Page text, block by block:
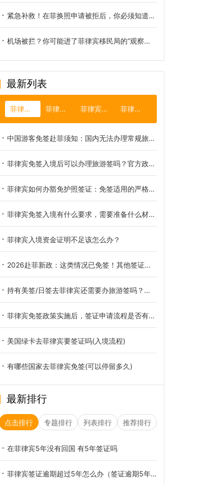
紧急补救！在菲换照申请被拒后，你必须知道的重新提交关键步骤
机场被拦？你可能进了菲律宾移民局的“观察名单”｜ALO预警全流程与自救指南
最新列表
菲律宾免签 菲律宾入籍 菲律宾碧瑶市 菲律宾面积
中国游客免签赴菲须知：国内无法办理常规旅游签缘由及实用替代方案
菲律宾免签入境后可以办理旅游签吗？官方政策完整解读
菲律宾如何办豁免护照签证：免签适用的严格边界
菲律宾免签入境有什么要求，需要准备什么材料吗？
菲律宾入境资金证明不足该怎么办？
2026赴菲新政：这类情况已免签！其他签证申请方式全面详解
持有美签/日签去菲律宾还需要办旅游签吗？详解免签条件与停留期
菲律宾免签政策实施后，签证申请流程是否有变化？
美国绿卡去菲律宾要签证吗(入境流程)
有哪些国家去菲律宾免签(可以停留多久)
最新排行
点击排行 专题排行 列表排行 推荐排行
在菲律宾5年没有回国 有5年签证吗
菲律宾签证逾期超过5年怎么办（签证逾期5年的解决办法）